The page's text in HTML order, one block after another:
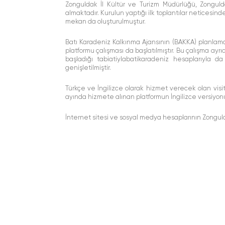
Zonguldak İl Kültür ve Turizm Müdürlüğü,
almaktadır. Kurulun yaptığı ilk toplantılar
mekan da oluşturulmuştur.
Batı Karadeniz Kalkınma Ajansının (BAKKA)
platformu çalışması da başlatılmıştır. Bu çalışma
başladığı tabiatiylabatikaradeniz
genişletilmiştir.
Türkçe ve İngilizce olarak hizmet verecek olan
ayında hizmete alınan platformun İngilizce
İnternet sitesi ve sosyal medya hesaplarının